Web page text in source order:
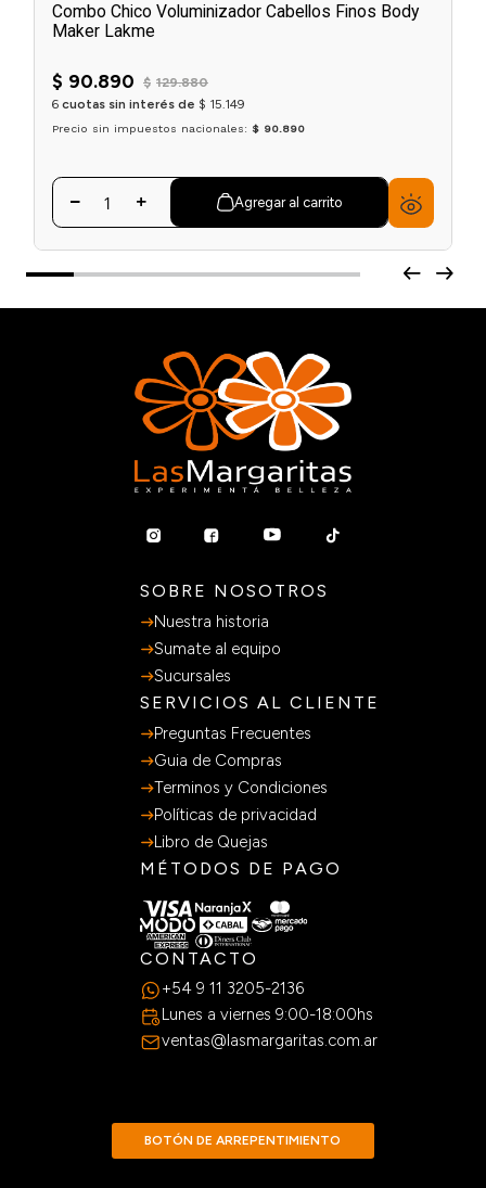
Combo Chico Voluminizador Cabellos Finos Body
Maker Lakme
$ 90.890 $ 129.880
6 cuotas sin interés de $ 15.149
Precio sin impuestos nacionales: $ 90.890
Agregar al carrito
SOBRE NOSOTROS
Nuestra historia
Sumate al equipo
Sucursales
SERVICIOS AL CLIENTE
Preguntas Frecuentes
Guia de Compras
Terminos y Condiciones
Políticas de privacidad
Libro de Quejas
MÉTODOS DE PAGO
CONTACTO
+54 9 11 3205-2136
Lunes a viernes 9:00-18:00hs
ventas@lasmargaritas.com.ar
BOTÓN DE ARREPENTIMIENTO